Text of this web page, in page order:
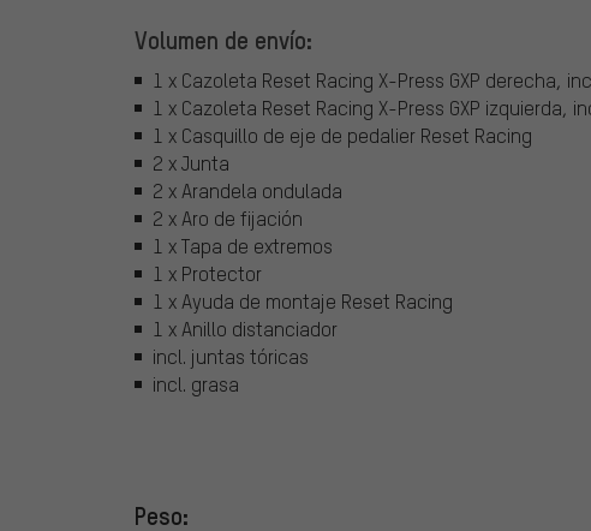
Volumen de envío:
1 x Cazoleta Reset Racing X-Press GXP derecha,
1 x Cazoleta Reset Racing X-Press GXP izquierda,
1 x Casquillo de eje de pedalier Reset Racing
2 x Junta
2 x Arandela ondulada
2 x Aro de fijación
1 x Tapa de extremos
1 x Protector
1 x Ayuda de montaje Reset Racing
1 x Anillo distanciador
incl. juntas tóricas
incl. grasa
Peso: